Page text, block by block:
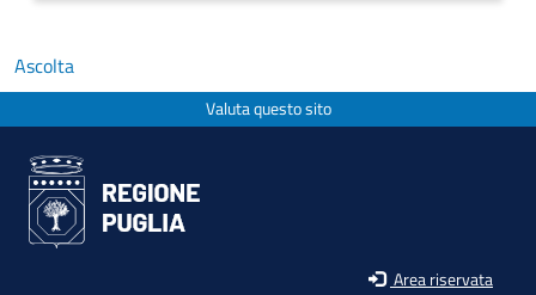
Ascolta
Valuta questo sito
Area riservata